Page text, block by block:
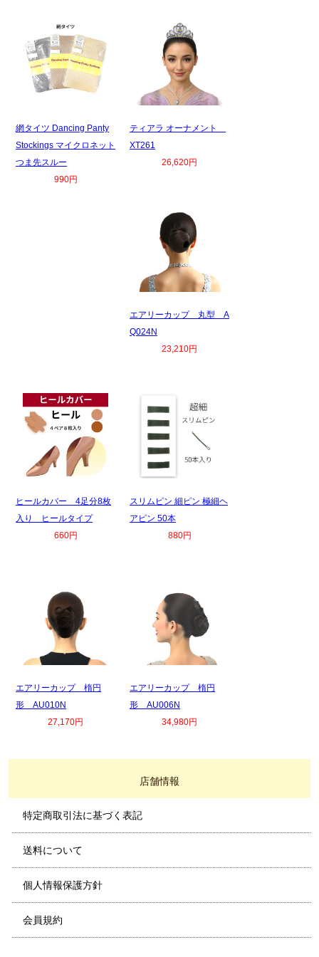
網タイツ Dancing Panty
Stockings マイクロネット
つま先スルー
990円
ティアラ オーナメント
XT261
26,620円
エアリーカップ 丸型 A
Q024N
23,210円
ヒールカバー 4足分8枚
入り ヒールタイプ
660円
スリムピン 細ピン 極細ヘ
アピン 50本
880円
エアリーカップ 楕円
形 AU010N
27,170円
エアリーカップ 楕円
形 AU006N
34,980円
店舗情報
特定商取引法に基づく表記
送料について
個人情報保護方針
会員規約